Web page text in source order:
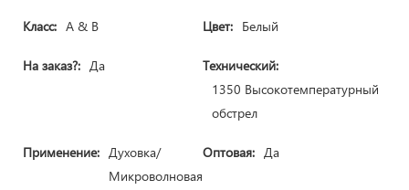
Класс: A & B Цвет: Белый
На заказ?: Да
Технический:
1350 Высокотемпературный
обстрел
Применение: Духовка/
Микроволновая
Оптовая: Да